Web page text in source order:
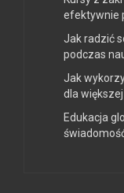
efektywnie
Jak radzić
podczas
Jak
dla
Edukacja